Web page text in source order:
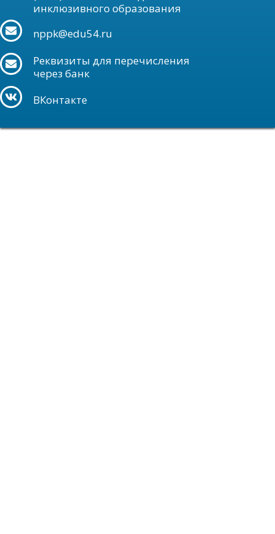
инклюзивного образования
nppk@edu54.ru
Реквизиты для перечисления
через банк
ВКонтакте